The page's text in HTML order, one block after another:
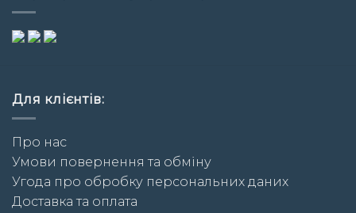
Для клієнтів:
Про нас
Умови повернення та обміну
Угода про обробку персональних даних
Доставка та оплата